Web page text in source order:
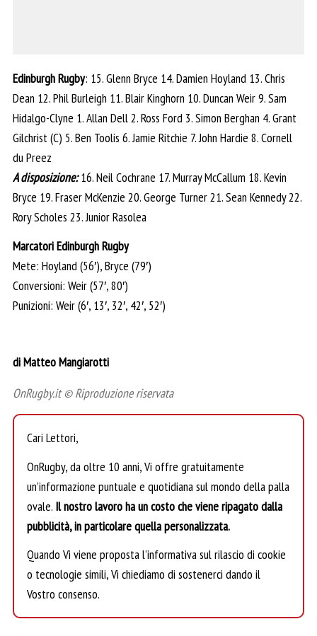
Edinburgh Rugby: 15. Glenn Bryce 14. Damien Hoyland 13. Chris
Dean 12. Phil Burleigh 11. Blair Kinghorn 10. Duncan Weir 9. Sam
Hidalgo-Clyne 1. Allan Dell 2. Ross Ford 3. Simon Berghan 4. Grant
Gilchrist (C) 5. Ben Toolis 6. Jamie Ritchie 7. John Hardie 8. Cornell
du Preez
A disposizione: 16. Neil Cochrane 17. Murray McCallum 18. Kevin
Bryce 19. Fraser McKenzie 20. George Turner 21. Sean Kennedy 22.
Rory Scholes 23. Junior Rasolea
Marcatori Edinburgh Rugby
Mete: Hoyland (56′), Bryce (79′)
Conversioni: Weir (57′, 80′)
Punizioni: Weir (6′, 13′, 32′, 42′, 52′)
di Matteo Mangiarotti
OnRugby.it © Riproduzione riservata
Cari Lettori,
OnRugby, da oltre 10 anni, Vi offre gratuitamente
un’informazione puntuale e quotidiana sul mondo della palla
ovale. Il nostro lavoro ha un costo che viene ripagato dalla
pubblicità, in particolare quella personalizzata.
Quando Vi viene proposta l’informativa sul rilascio di cookie
o tecnologie simili, Vi chiediamo di sostenerci dando il
Vostro consenso.